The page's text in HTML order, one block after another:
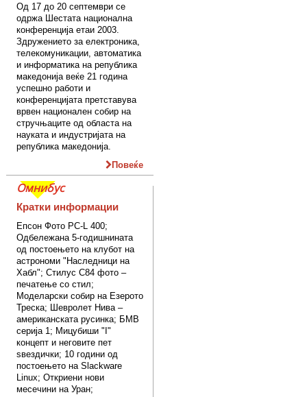
Од 17 до 20 септември се
одржа Шестата национална
конференција етаи 2003.
Здружението за електроника,
телекомуникации, автоматика
и информатика на република
македонија веќе 21 година
успешно работи и
конференцијата претставува
врвен национален собир на
стручњаците од областа на
науката и индустријата на
република македонија.
Повеќе
Омнибус
Кратки информации
Епсон Фото PC-L 400;
Одбележана 5-годишнината
од постоењето на клубот на
астрономи "Наследници на
Хабл"; Стилус C84 фото –
печатење со стил;
Моделарски собир на Езерото
Треска; Шевролет Нива –
американската русинка; БМВ
серија 1; Мицубиши "I"
концепт и неговите пет
ѕвездички; 10 години од
постоењето на Slackware
Linux; Откриени нови
месечини на Уран;